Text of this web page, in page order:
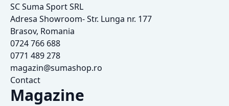
SC Suma Sport SRL
Adresa Showroom- Str. Lunga nr. 177
Brasov, Romania
0724 766 688
0771 489 278
magazin@sumashop.ro
Contact
Magazine